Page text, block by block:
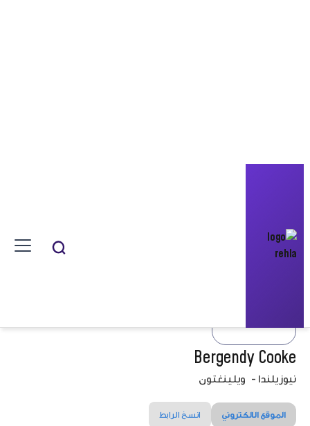
Bergendy Cooke
نيوزيلندا - ويلينغتون
انسخ الرابط الموقع الالكتروني